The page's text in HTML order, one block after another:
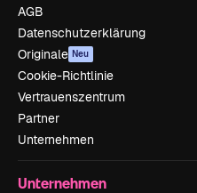
AGB
Datenschutzerklärung
Originale Neu
Cookie-Richtlinie
Vertrauenszentrum
Partner
Unternehmen
Unternehmen